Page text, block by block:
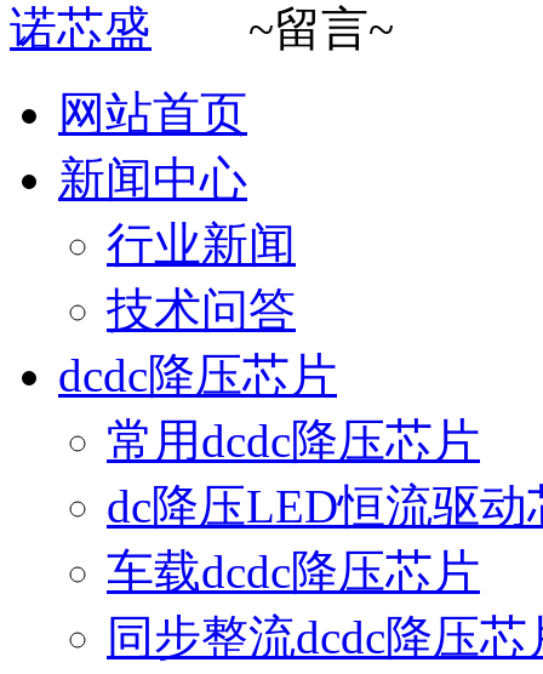
~留言~
网站首页
新闻中心
行业新闻
技术问答
dcdc降压芯片
常用dcdc降压芯片
dc降压LED恒流驱动
车载dcdc降压芯片
同步整流dcdc降压芯